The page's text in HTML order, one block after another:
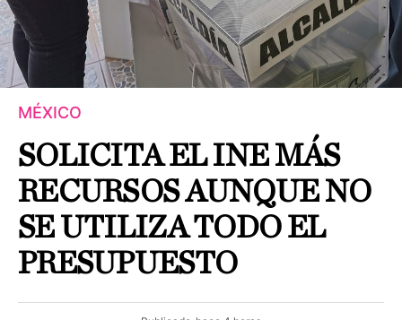
MÉXICO
SOLICITA EL INE MÁS
RECURSOS AUNQUE NO
SE UTILIZA TODO EL
PRESUPUESTO